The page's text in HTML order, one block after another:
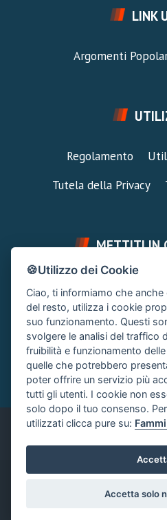
LINK
Argomenti
Regolamento
Tutela della Privacy
METTITI IN
FAI UNA DOMANDA
Chiedi un Consiglio
CONTATTA
© by ©XenTR |
🍪Utilizzo dei Cookie
Ciao, ti informiamo che
del resto, utilizza i cookie
suo funzionamento. Questi
svolgere le analisi del traffico
fruibilità e funzionamento
quelle che potrebbero
poter offrire un servizio più
tutti gli utenti. I cookie non
solo dopo il tuo consenso.
utilizzati clicca pure su:
Accetta solo